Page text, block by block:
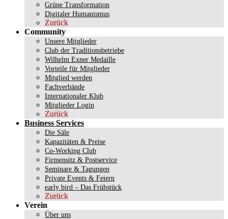
Grüne Transformation
Digitaler Humanismus
Zurück
Community
Unsere Mitglieder
Club der Traditionsbetriebe
Wilhelm Exner Medaille
Vorteile für Mitglieder
Mitglied werden
Fachverbände
Internationaler Klub
Mitglieder Login
Zurück
Business Services
Die Säle
Kapazitäten & Preise
Co-Working Club
Firmensitz & Postservice
Seminare & Tagungen
Private Events & Feiern
early bird – Das Frühstück
Zurück
Verein
Über uns